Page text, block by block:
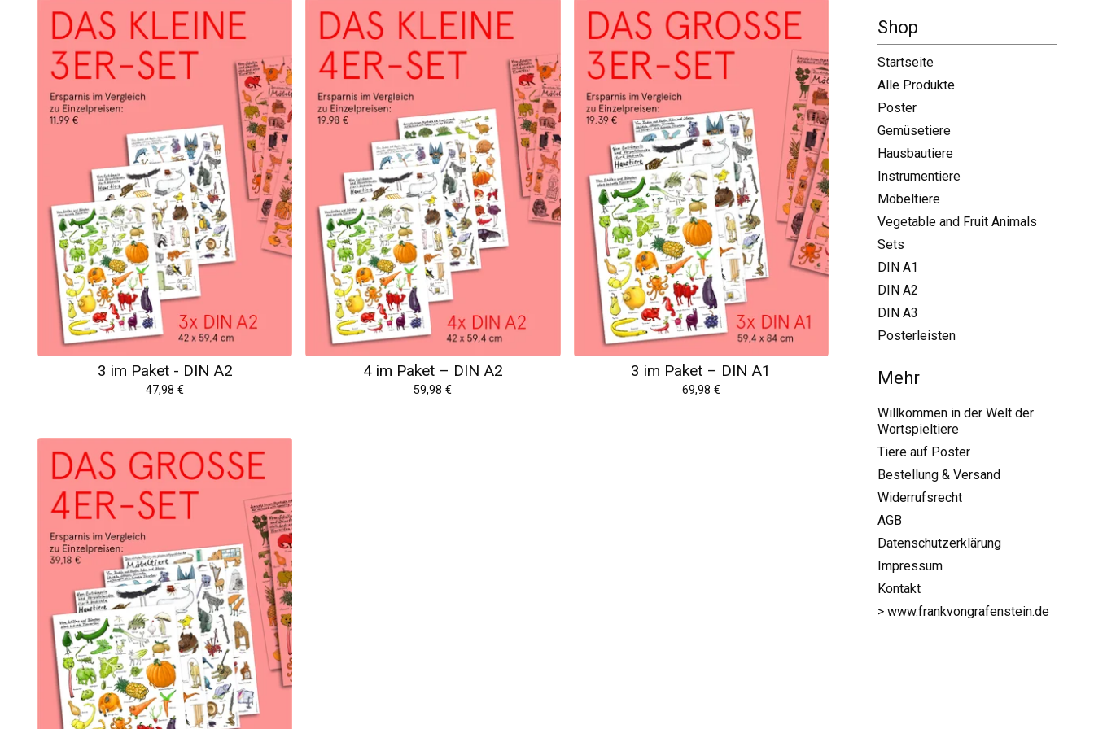
3 im Paket - DIN A2
47,98€
4 im Paket – DIN A2
59,98€
3 im Paket – DIN A1
69,98 €
Shop
Startseite
Alle Produkte
Poster
Gemüsetiere
Hausbautiere
Instrumentiere
Möbeltiere
Vegetable and Fruit Animals
Sets
DIN A1
DIN A2
DIN A3
Posterleisten
Mehr
Willkommen in der Welt der
Wortspieltiere
Tiere auf Poster
Bestellung & Versand
Widerrufsrecht
AGB
Datenschutzerklärung
Impressum
Kontakt
> www.frankvongrafenstein.de